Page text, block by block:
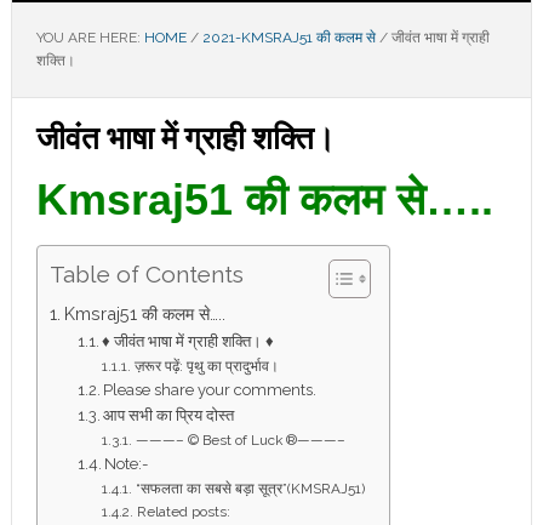
YOU ARE HERE: HOME / 2021-KMSRAJ51 की कलम से /जीवंत भाषा में ग्राही
शक्ति।
जीवंत भाषा में ग्राही शक्ति।
Kmsraj51 की कलम से…..
Table of Contents
Kmsraj51 की कलम से…..
♦ जीवंत भाषा में ग्राही शक्ति। ♦
ज़रूर पढ़ें: पृथु का प्रादुर्भाव।
Please share your comments.
आप सभी का प्रिय दोस्त
———– © Best of Luck ®———–
Note:-
“सफलता का सबसे बड़ा सूत्र”(KMSRAJ51)
Related posts: